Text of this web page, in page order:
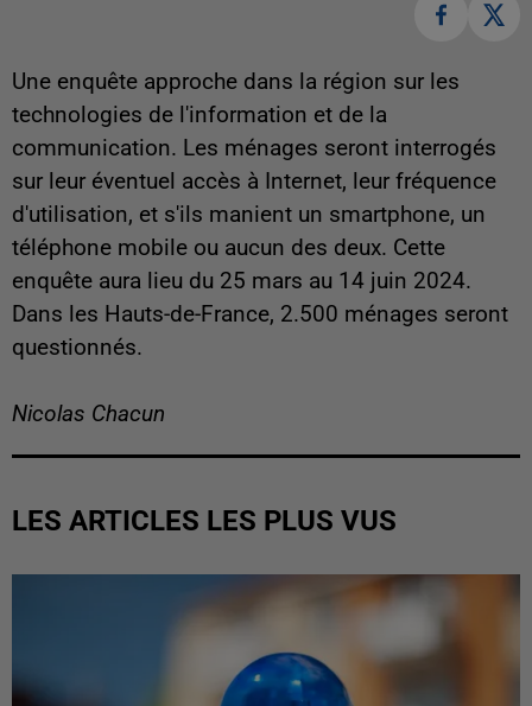
Une enquête approche dans la région sur les
technologies de l'information et de la
communication. Les ménages seront interrogés
sur leur éventuel accès à Internet, leur fréquence
d'utilisation, et s'ils manient un smartphone, un
téléphone mobile ou aucun des deux. Cette
enquête aura lieu du 25 mars au 14 juin 2024.
Dans les Hauts-de-France, 2.500 ménages seront
questionnés.
Nicolas Chacun
LES ARTICLES LES PLUS VUS